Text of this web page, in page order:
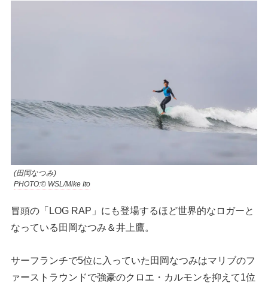
(田岡なつみ)
PHOTO:© WSL/Mike Ito
冒頭の「LOG RAP」にも登場するほど世界的なロガーと
なっている田岡なつみ＆井上鷹。
サーフランチで5位に入っていた田岡なつみはマリブのフ
ァーストラウンドで強豪のクロエ・カルモンを抑えて1位